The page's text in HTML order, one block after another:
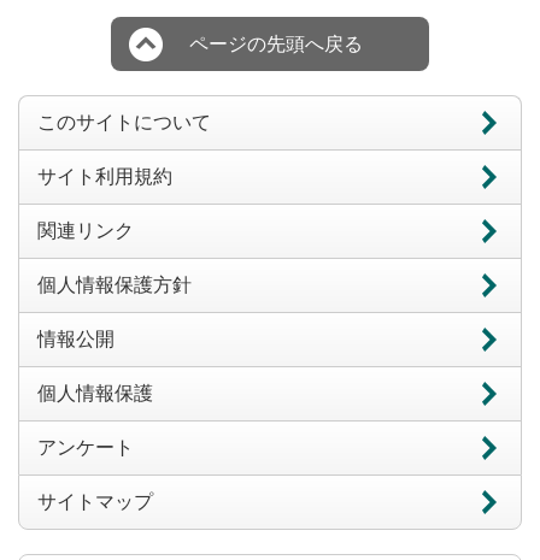
ページの先頭へ戻る
このサイトについて
サイト利用規約
関連リンク
個人情報保護方針
情報公開
個人情報保護
アンケート
サイトマップ